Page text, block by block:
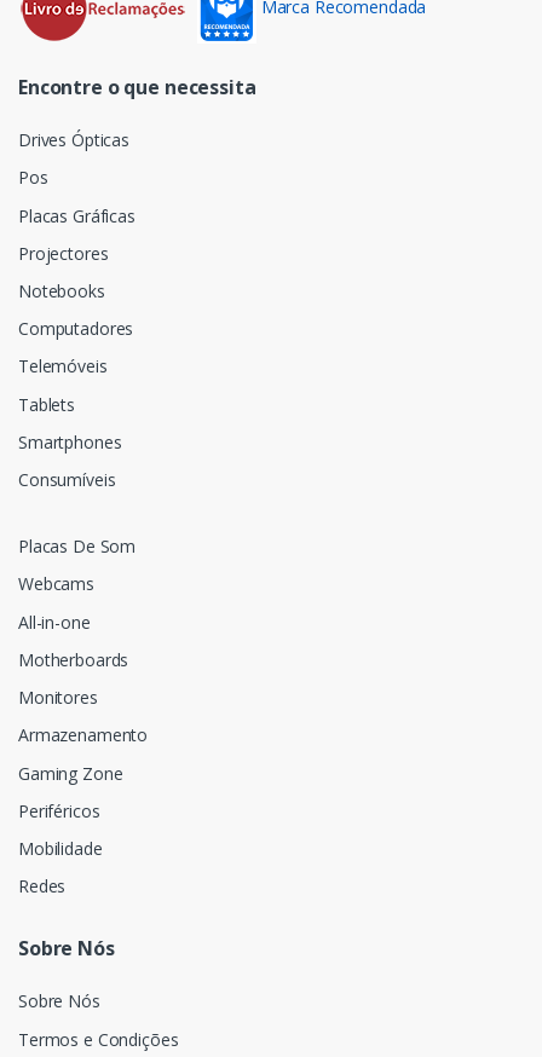
Marca Recomendada
Encontre o que necessita
Drives Ópticas
Pos
Placas Gráficas
Projectores
Notebooks
Computadores
Telemóveis
Tablets
Smartphones
Consumíveis
Placas De Som
Webcams
All-in-one
Motherboards
Monitores
Armazenamento
Gaming Zone
Periféricos
Mobilidade
Redes
Sobre Nós
Sobre Nós
Termos e Condições